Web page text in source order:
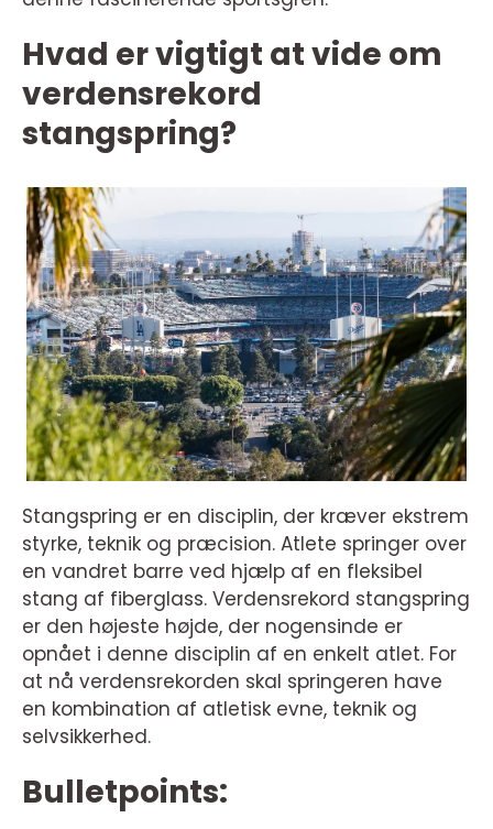
Hvad er vigtigt at vide om
verdensrekord
stangspring?
Stangspring er en disciplin, der kræver ekstrem
styrke, teknik og præcision. Atlete springer over
en vandret barre ved hjælp af en fleksibel
stang af fiberglass. Verdensrekord stangspring
er den højeste højde, der nogensinde er
opnået i denne disciplin af en enkelt atlet. For
at nå verdensrekorden skal springeren have
en kombination af atletisk evne, teknik og
selvsikkerhed.
Bulletpoints: